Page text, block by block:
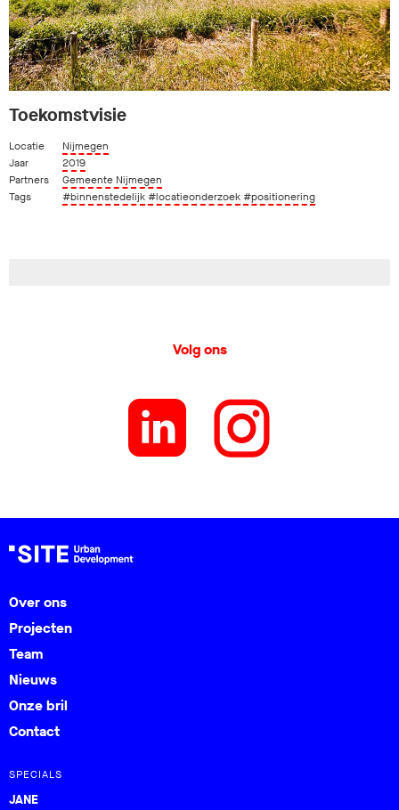
Toekomstvisie
Locatie
Nijmegen
Jaar
2019
Partners
Gemeente Nijmegen
Tags
#binnenstedelijk#locatieonderzoek#positionering
Volg ons
Over ons
Projecten
Team
Nieuws
Onze bril
Contact
SPECIALS
JANE